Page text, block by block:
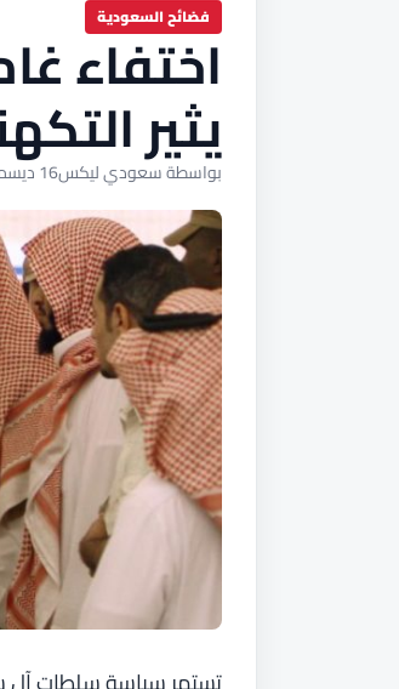
فضائح السعودية
اختفاء
يثير
بواسطة سعودي ليكس16 ديسمبر، 2019